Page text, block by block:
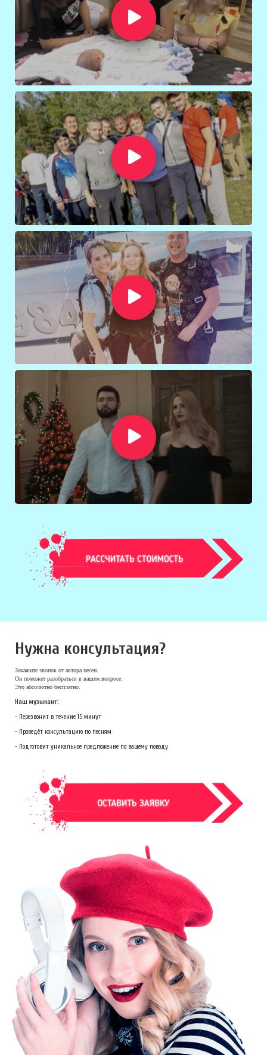
Нужна консультация?
Закажите звонок от автора песен.
Он поможет разобраться в вашем вопросе.
Это абсолютно бесплатно.
Наш музыкант:
- Перезвонит в течение 15 минут
- Проведёт консультацию по песням
- Подготовит уникальное предложение по вашему поводу